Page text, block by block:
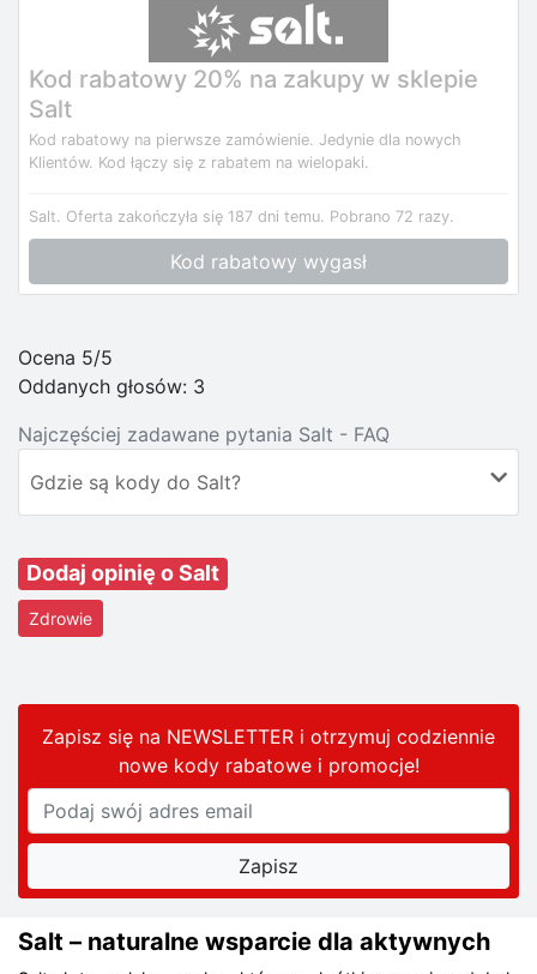
Kod rabatowy 20% na zakupy w sklepie
Salt
Kod rabatowy na pierwsze zamówienie. Jedynie dla nowych
Klientów. Kod łączy się z rabatem na wielopaki.
Salt. Oferta zakończyła się 187 dni temu. Pobrano 72 razy.
Kod rabatowy wygasł
Ocena 5/5
Oddanych głosów: 3
Najczęściej zadawane pytania Salt - FAQ
Gdzie są kody do Salt?
Dodaj opinię o Salt
Zdrowie
Zapisz się na NEWSLETTER i otrzymuj codziennie
nowe kody rabatowei promocje!
Salt – naturalne wsparcie dla aktywnych